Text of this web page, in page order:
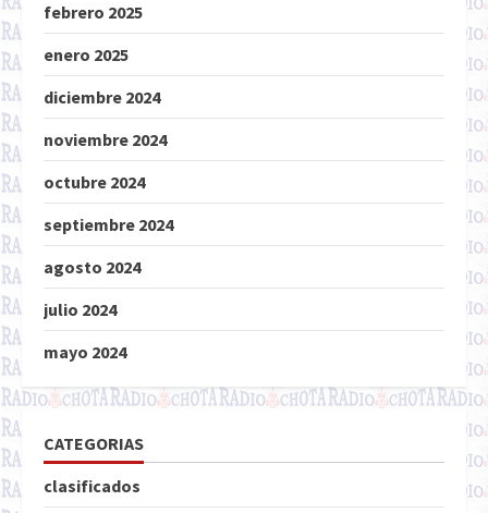
febrero 2025
enero 2025
diciembre 2024
noviembre 2024
octubre 2024
septiembre 2024
agosto 2024
julio 2024
mayo 2024
CATEGORIAS
clasificados